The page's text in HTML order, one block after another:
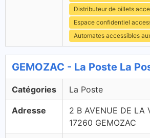
Distributeur de billets
Espace confidentiel
Automates accessibles
GEMOZAC - La Poste La
Catégories La Poste
Adresse
2 B AVENUE DE LA
17260 GEMOZAC